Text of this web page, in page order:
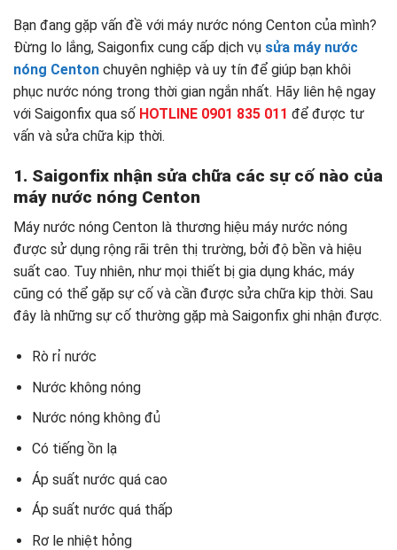
Bạn đang gặp vấn đề với máy nước nóng Centon của mình?
Đừng lo lắng, Saigonfix cung cấp dịch vụ sửa máy nước
nóng Centon chuyên nghiệp và uy tín để giúp bạn khôi
phục nước nóng trong thời gian ngắn nhất. Hãy liên hệ ngay
với Saigonfix qua số HOTLINE 0901 835 011 để được tư
vấn và sửa chữa kịp thời.
1. Saigonfix nhận sửa chữa các sự cố nào của
máy nước nóng Centon
Máy nước nóng Centon là thương hiệu máy nước nóng
được sử dụng rộng rãi trên thị trường, bởi độ bền và hiệu
suất cao. Tuy nhiên, như mọi thiết bị gia dụng khác, máy
cũng có thể gặp sự cố và cần được sửa chữa kịp thời. Sau
đây là những sự cố thường gặp mà Saigonfix ghi nhận được.
Rò rỉ nước
Nước không nóng
Nước nóng không đủ
Có tiếng ồn lạ
Áp suất nước quá cao
Áp suất nước quá thấp
Rơ le nhiệt hỏng